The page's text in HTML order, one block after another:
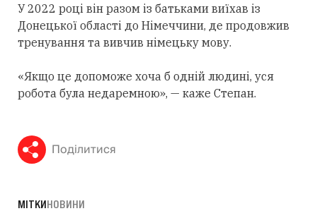
У 2022 році він разом із батьками виїхав із
Донецької області до Німеччини, де продовжив
тренування та вивчив німецьку мову.
«Якщо це допоможе хоча б одній людині, уся
робота була недаремною», — каже Степан.
Поділитися
МІТКИНОВИНИ